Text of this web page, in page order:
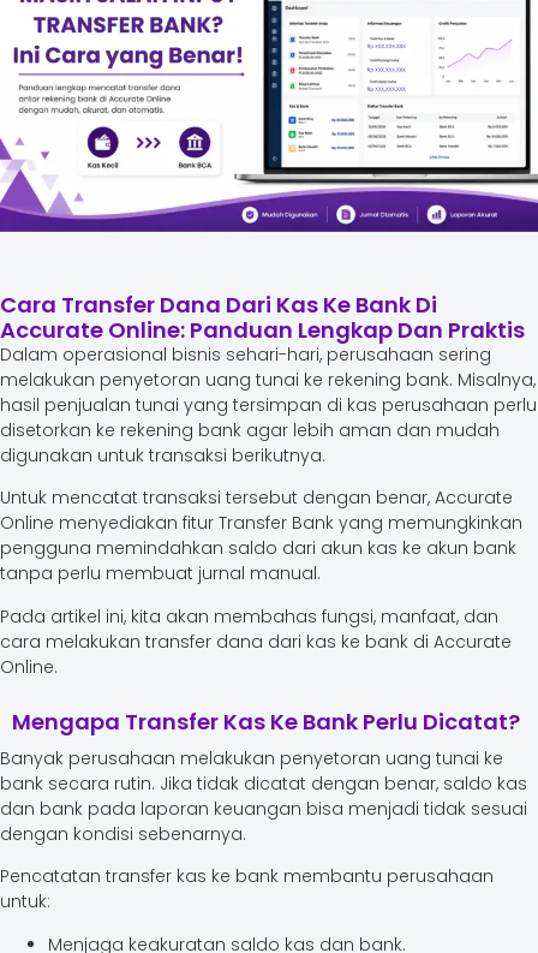
Cara Transfer Dana Dari Kas Ke Bank Di
Accurate Online: Panduan Lengkap Dan Praktis
Dalam operasional bisnis sehari-hari, perusahaan sering
melakukan penyetoran uang tunai ke rekening bank. Misalnya,
hasil penjualan tunai yang tersimpan di kas perusahaan perlu
disetorkan ke rekening bank agar lebih aman dan mudah
digunakan untuk transaksi berikutnya.
Untuk mencatat transaksi tersebut dengan benar, Accurate
Online menyediakan fitur Transfer Bank yang memungkinkan
pengguna memindahkan saldo dari akun kas ke akun bank
tanpa perlu membuat jurnal manual.
Pada artikel ini, kita akan membahas fungsi, manfaat, dan
cara melakukan transfer dana dari kas ke bank di Accurate
Online.
Mengapa Transfer Kas Ke Bank Perlu Dicatat?
Banyak perusahaan melakukan penyetoran uang tunai ke
bank secara rutin. Jika tidak dicatat dengan benar, saldo kas
dan bank pada laporan keuangan bisa menjadi tidak sesuai
dengan kondisi sebenarnya.
Pencatatan transfer kas ke bank membantu perusahaan
untuk:
Menjaga keakuratan saldo kas dan bank.